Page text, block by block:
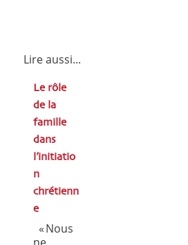
Lire aussi...
Le rôle
de la
famille
dans
l’initiatio
n
chrétienn
e
« Nous